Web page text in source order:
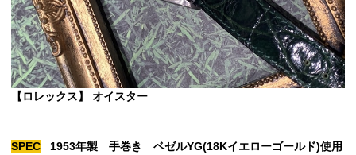
【ロレックス】 オイスター
SPEC 1953年製 手巻き ベゼルYG(18Kイエローゴールド)使用